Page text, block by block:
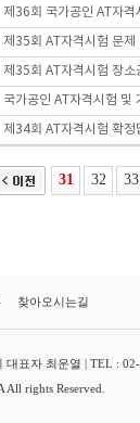
제36회 국가공인 AT자격
제35회 AT자격시험 문
제35회 AT자격시험 장소
국가공인 AT자격시험 및
제34회 AT자격시험 확정
31 32 33
찾아오시는길
표자 최운열 | TEL :
rights Reserved.